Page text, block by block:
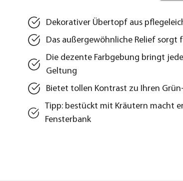
Dekorativer Übertopf aus
Das außergewöhnliche Relief
Die dezente Farbgebung bringt
Geltung
Bietet tollen Kontrast zu Ihren
Tipp: bestückt mit Kräutern macht
Fensterbank